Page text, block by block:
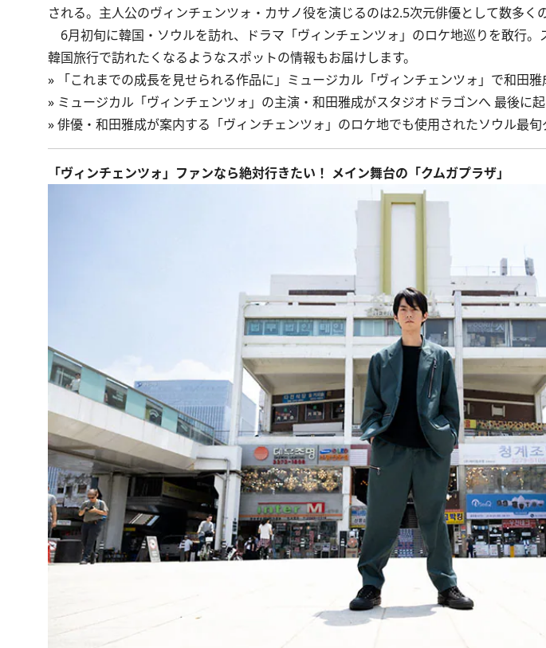
される。主人公のヴィンチェンツォ・カサノ役を演じるのは2.5次元俳優として数多く
6月初旬に韓国・ソウルを訪れ、ドラマ「ヴィンチェンツォ」のロケ地巡りを敢行
韓国旅行で訪れたくなるようなスポットの情報もお届けします。
»
「これまでの成長を見せられる作品に」ミュージカル「ヴィンチェンツォ」で和田雅
» ミュージカル「ヴィンチェンツォ」の主演・和田雅成がスタジオドラゴンへ 最後に
»俳優・和田雅成が案内する「ヴィンチェンツォ」のロケ地でも使用されたソウル最旬
「ヴィンチェンツォ」ファンなら絶対行きたい！ メイン舞台の「クムガプラザ」